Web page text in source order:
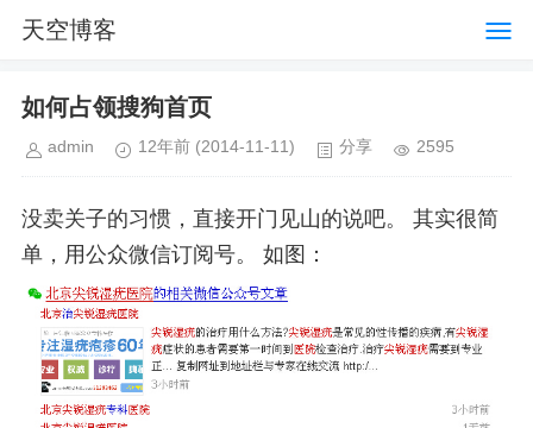
天空博客
如何占领搜狗首页
admin 12年前 (2014-11-11) 分享 2595
没卖关子的习惯，直接开门见山的说吧。 其实很简
单，用公众微信订阅号。 如图：